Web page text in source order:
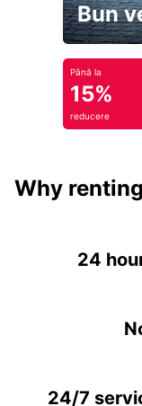
Bun
Până la
15%
reducere
Why
24
24/7